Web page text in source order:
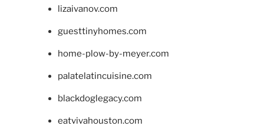
lizaivanov.com
guesttinyhomes.com
home-plow-by-meyer.com
palatelatincuisine.com
blackdoglegacy.com
eatvivahouston.com